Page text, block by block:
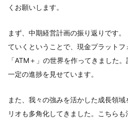
くお願いします。
まず、中期経営計画の振り返りです
ていくということで、現金プラット
「ATM＋」の世界を作ってきました
一定の進捗を見せています。
また、我々の強みを活かした成長領
リオも多角化してきました。こちら